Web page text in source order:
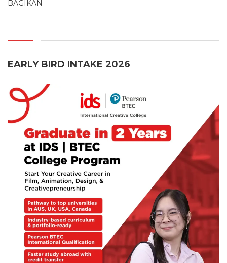
BAGIKAN
EARLY BIRD INTAKE 2026